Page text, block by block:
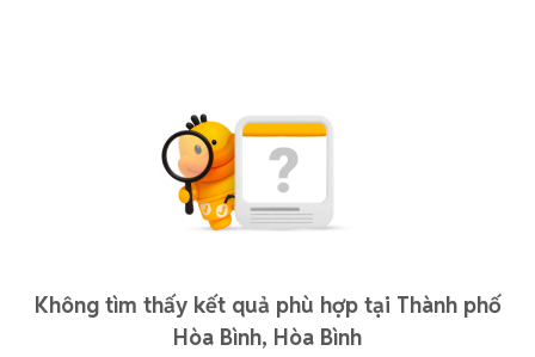
Không tìm thấy kết quả phù hợp tại Thành phố
Hòa Bình, Hòa Bình